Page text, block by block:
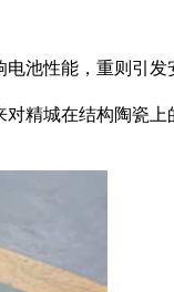
池性能，重则引发
精城在结构陶瓷上